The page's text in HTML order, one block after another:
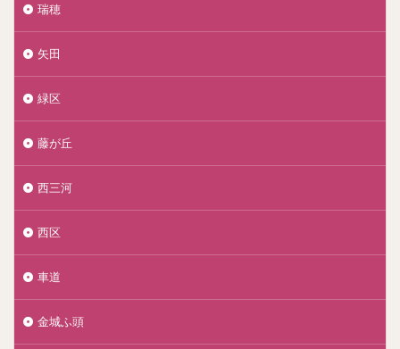
瑞穂
矢田
緑区
藤が丘
西三河
西区
車道
金城ふ頭